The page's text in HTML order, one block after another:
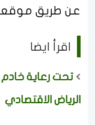
عن طريق
اقرأ ايضا
تحت رعاية خادم
الرياض الاقتصادي